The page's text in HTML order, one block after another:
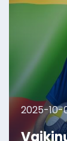
2025-10-